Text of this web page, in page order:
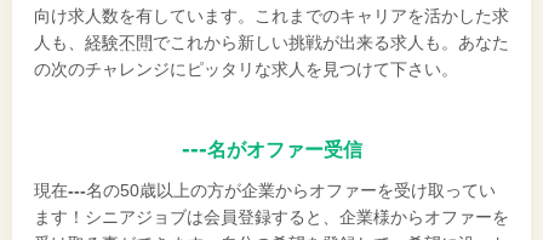
向け求人数を有しています。これまでのキャリアを活かした求
人も、 経験不問でこれから新しい挑戦が出来る求人も。あなた
の次のチャレンジにピッタリな求人を見つけて下さい。
---名がオファー受信
現在---名の50歳以上の方が企業からオファーを受け取ってい
ます！シニアジョブは会員登録すると、企業様からオファーを